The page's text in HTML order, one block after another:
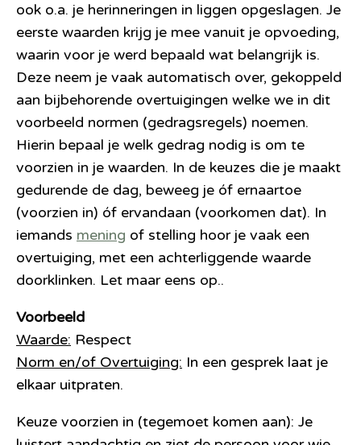
ook o.a. je herinneringen in liggen opgeslagen. Je
eerste waarden krijg je mee vanuit je opvoeding,
waarin voor je werd bepaald wat belangrijk is.
Deze neem je vaak automatisch over, gekoppeld
aan bijbehorende overtuigingen welke we in dit
voorbeeld normen (gedragsregels) noemen.
Hierin bepaal je welk gedrag nodig is om te
voorzien in je waarden. In de keuzes die je maakt
gedurende de dag, beweeg je óf ernaartoe
(voorzien in) óf ervandaan (voorkomen dat). In
iemands mening of stelling hoor je vaak een
overtuiging, met een achterliggende waarde
doorklinken. Let maar eens op..
Voorbeeld
Waarde: Respect
Norm en/of Overtuiging: In een gesprek laat je
elkaar uitpraten.
Keuze voorzien in (tegemoet komen aan): Je